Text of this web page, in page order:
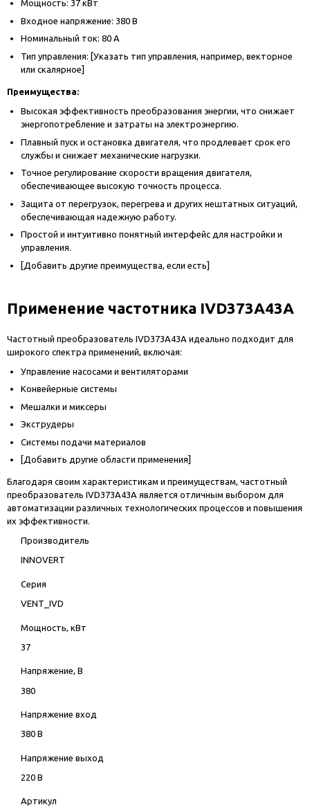
Мощность: 37 кВт
Входное напряжение: 380 В
Номинальный ток: 80 А
Тип управления: [Указать тип управления, например, векторное
или скалярное]
Преимущества:
Высокая эффективность преобразования энергии, что снижает
энергопотребление и затраты на электроэнергию.
Плавный пуск и остановка двигателя, что продлевает срок его
службы и снижает механические нагрузки.
Точное регулирование скорости вращения двигателя,
обеспечивающее высокую точность процесса.
Защита от перегрузок, перегрева и других нештатных ситуаций,
обеспечивающая надежную работу.
Простой и интуитивно понятный интерфейс для настройки и
управления.
[Добавить другие преимущества, если есть]
Применение частотника IVD373A43A
Частотный преобразователь IVD373A43A идеально подходит для
широкого спектра применений, включая:
Управление насосами и вентиляторами
Конвейерные системы
Мешалки и миксеры
Экструдеры
Системы подачи материалов
[Добавить другие области применения]
Благодаря своим характеристикам и преимуществам, частотный
преобразователь IVD373A43A является отличным выбором для
автоматизации различных технологических процессов и повышения
их эффективности.
Производитель
INNOVERT
Серия
VENT_IVD
Мощность, кВт
37
Напряжение, В
380
Напряжение вход
380 В
Напряжение выход
220 В
Артикул